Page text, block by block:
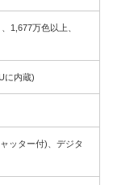
1,677万色以上、
に内蔵)
ッター付)、デジタ